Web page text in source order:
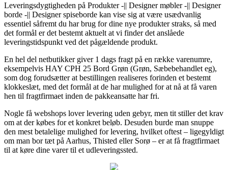
Leveringsdygtigheden på Produkter -|| Designer møbler -|| Designer
borde -|| Designer spiseborde kan vise sig at være usædvanlig
essentiel såfremt du har brug for dine nye produkter straks, så med
det formål er det bestemt aktuelt at vi finder det anslåede
leveringstidspunkt ved det pågældende produkt.
En hel del netbutikker giver 1 dags fragt på en række varenumre,
eksempelvis HAY CPH 25 Bord Grøn (Grøn, Sæbebehandlet eg),
som dog forudsætter at bestillingen realiseres forinden et bestemt
klokkeslæt, med det formål at de har mulighed for at nå at få varen
hen til fragtfirmaet inden de pakkeansatte har fri.
Nogle få webshops lover levering uden gebyr, men tit stiller det krav
om at der købes for et konkret beløb. Desuden burde man snuppe
den mest betalelige mulighed for levering, hvilket oftest – ligegyldigt
om man bor tæt på Aarhus, Thisted eller Sorø – er at få fragtfirmaet
til at køre dine varer til et udleveringssted.